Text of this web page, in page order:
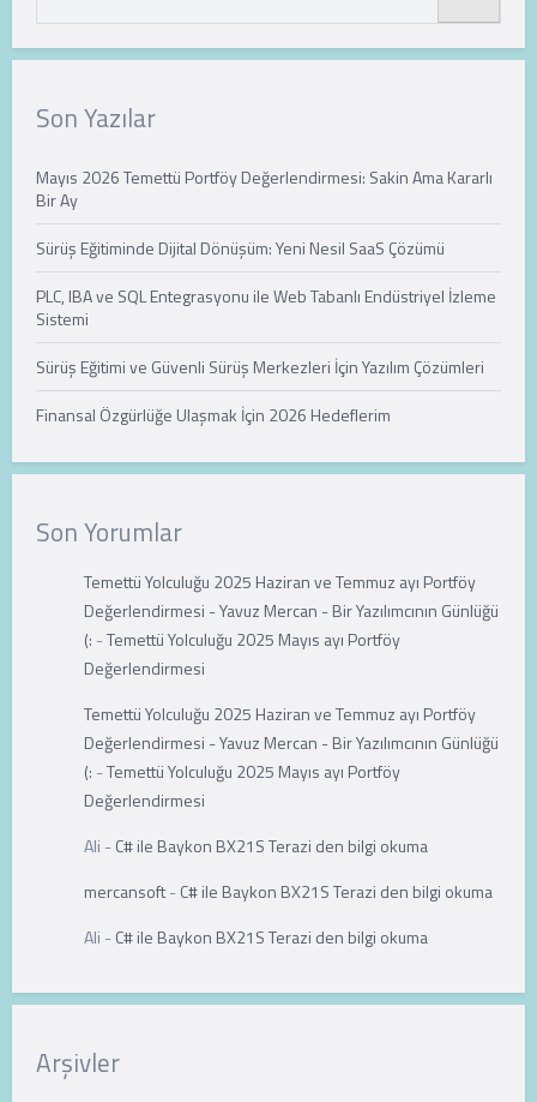
Son Yazılar
Mayıs 2026 Temettü Portföy Değerlendirmesi: Sakin Ama Kararlı
Bir Ay
Sürüş Eğitiminde Dijital Dönüşüm: Yeni Nesil SaaS Çözümü
PLC, IBA ve SQL Entegrasyonu ile Web Tabanlı Endüstriyel İzleme
Sistemi
Sürüş Eğitimi ve Güvenli Sürüş Merkezleri İçin Yazılım Çözümleri
Finansal Özgürlüğe Ulaşmak İçin 2026 Hedeflerim
Son Yorumlar
Temettü Yolculuğu 2025 Haziran ve Temmuz ayı Portföy
Değerlendirmesi - Yavuz Mercan - Bir Yazılımcının Günlüğü
(: -Temettü Yolculuğu 2025 Mayıs ayı Portföy
Değerlendirmesi
Temettü Yolculuğu 2025 Haziran ve Temmuz ayı Portföy
Değerlendirmesi - Yavuz Mercan - Bir Yazılımcının Günlüğü
(: -Temettü Yolculuğu 2025 Mayıs ayı Portföy
Değerlendirmesi
Ali - C# ile Baykon BX21S Terazi den bilgi okuma
mercansoft- C# ile Baykon BX21S Terazi den bilgi okuma
Ali - C# ile Baykon BX21S Terazi den bilgi okuma
Arşivler